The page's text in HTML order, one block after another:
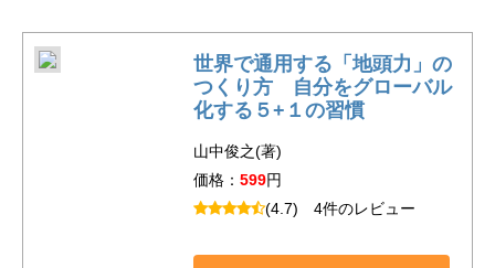
世界で通用する「地頭力」の
つくり方 自分をグローバル
化する５+１の習慣
山中俊之(著)
価格： 599円
(4.7) 4件のレビュー